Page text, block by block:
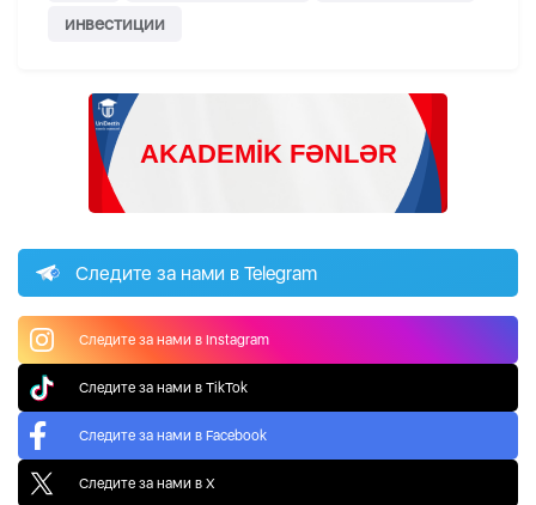
инвестиции
Следите за нами в Telegram
Следите за нами в Instagram
Следите за нами в TikTok
Следите за нами в Facebook
Следите за нами в X